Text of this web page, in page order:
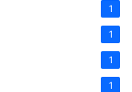
1
1
1
1